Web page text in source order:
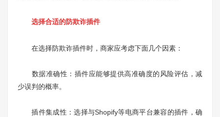
选择合适的防欺诈插件
在选择防欺诈插件时，商家应考虑下面几个因素：
数据准确性：插件应能够提供高准确度的风险评估，减
少误判的概率。
插件集成性：选择与Shopify等电商平台兼容的插件，确